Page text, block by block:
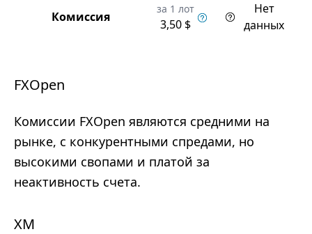
Комиссия
за 1 лот
3,50 $
Нет
данных
FXOpen
Комиссии FXOpen являются средними на
рынке, с конкурентными спредами, но
высокими свопами и платой за
неактивность счета.
XM